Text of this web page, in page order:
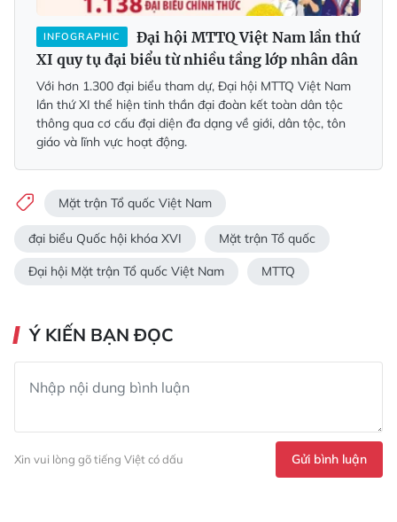
INFOGRAPHIC
Đại hội MTTQ Việt Nam lần thứ
XI quy tụ đại biểu từ nhiều tầng lớp nhân dân
Với hơn 1.300 đại biểu tham dự, Đại hội MTTQ Việt Nam
lần thứ XI thể hiện tinh thần đại đoàn kết toàn dân tộc
thông qua cơ cấu đại diện đa dạng về giới, dân tộc, tôn
giáo và lĩnh vực hoạt động.
Mặt trận Tổ quốc Việt Nam
đại biểu Quốc hội khóa XVI Mặt trận Tổ quốc
Đại hội Mặt trận Tổ quốc Việt Nam MTTQ
Ý KIẾN BẠN ĐỌC
Xin vui lòng gõ tiếng Việt có dấu Gửi bình luận